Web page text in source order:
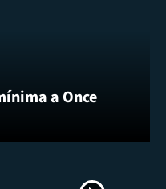
a Once